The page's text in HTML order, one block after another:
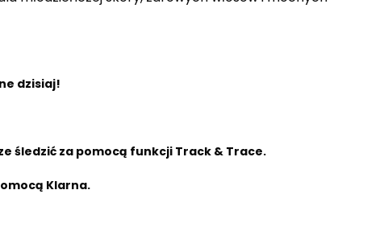
dzisiaj!
śledzić za pomocą funkcji Track & Trace.
Klarna.